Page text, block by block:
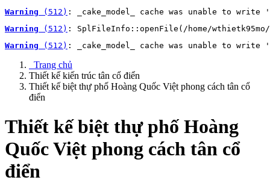
Warning (512) : _cake_model_ cache was unable to
Warning (512) : SplFileInfo::openFile(/home/wthietk95mo/
Warning (512) : _cake_model_ cache was unable to
Trang chủ
Thiết kế kiến trúc tân cổ điển
Thiết kế biệt thự phố Hoàng Quốc Việt phong cách tân cổ
điển
Thiết kế biệt thự phố Hoàng
Quốc Việt phong cách tân cổ
điển